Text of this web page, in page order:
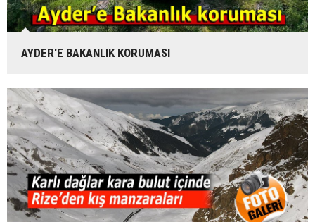
AYDER'E BAKANLIK KORUMASI